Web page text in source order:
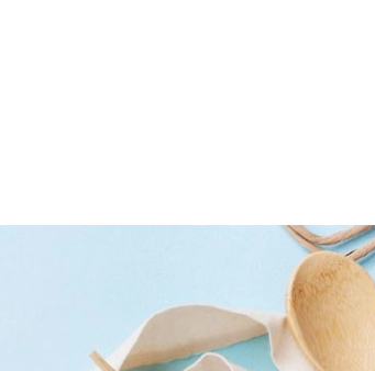
PORADY ZIELEŃ
NATURALNA
ZWIERZĘTA DOMOWE